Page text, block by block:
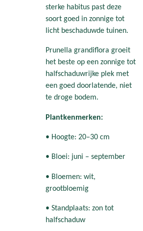
sterke habitus past deze
soort goed in zonnige tot
licht beschaduwde tuinen.
Prunella grandiflora groeit
het beste op een zonnige tot
halfschaduwrijke plek met
een goed doorlatende, niet
te droge bodem.
Plantkenmerken:
• Hoogte: 20–30 cm
• Bloei: juni – september
• Bloemen: wit,
grootbloemig
• Standplaats: zon tot
halfschaduw